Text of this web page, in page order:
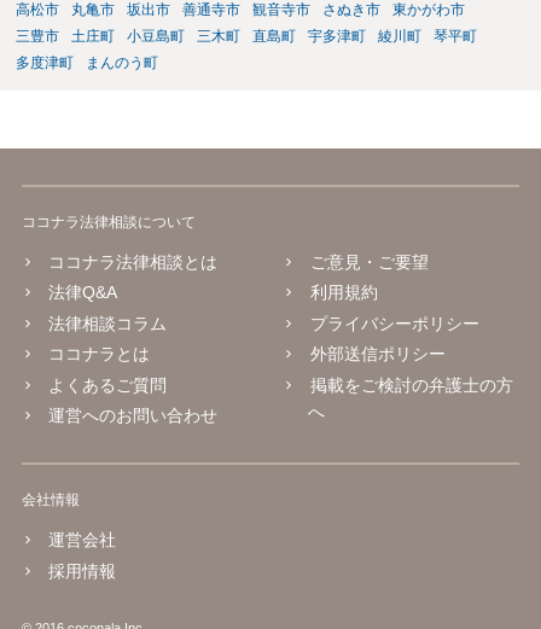
高松市
丸亀市 坂出市 善通寺市 観音寺市 さぬき市
東かがわ市
三豊市
土庄町 小豆島町 三木町 直島町 宇多津町 綾川町
琴平町
多度津町
まんのう町
ココナラ法律相談について
ココナラ法律相談とは
法律Q&A
法律相談コラム
ココナラとは
よくあるご質問
運営へのお問い合わせ
ご意見・ご要望
利用規約
プライバシーポリシー
外部送信ポリシー
掲載をご検討の弁護士の方
へ
会社情報
運営会社
採用情報